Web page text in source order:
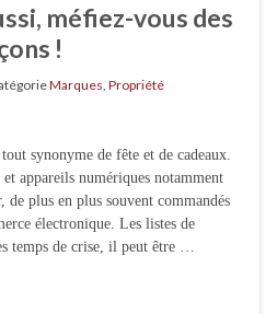
méfiez-vous des
!
Marques Propriété
synonyme de fête et de cadeaux.
appareils numériques notamment
plus en plus souvent commandés
électronique. Les listes de
temps de crise, il peut être …